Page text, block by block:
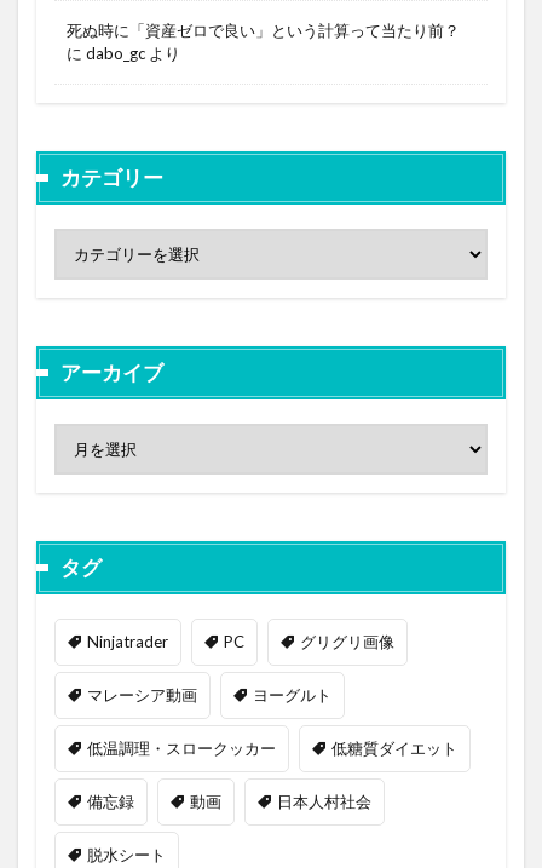
死ぬ時に「資産ゼロで良い」という計算って当たり前？
に dabo_gc より
カテゴリー
アーカイブ
タグ
Ninjatrader PC グリグリ画像
マレーシア動画 ヨーグルト
低温調理・スロークッカー 低糖質ダイエット
備忘録 動画 日本人村社会
脱水シート